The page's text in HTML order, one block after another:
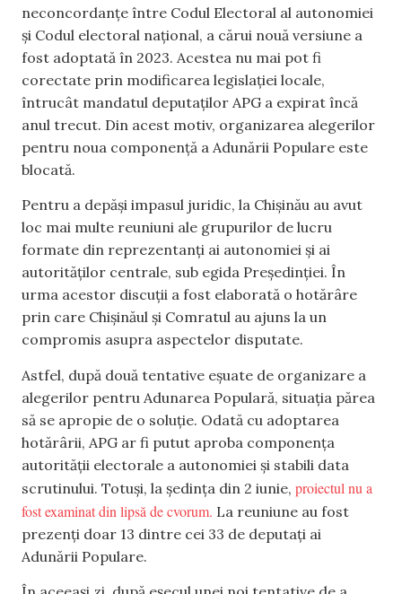
neconcordanțe între Codul Electoral al autonomiei
și Codul electoral național, a cărui nouă versiune a
fost adoptată în 2023. Acestea nu mai pot fi
corectate prin modificarea legislației locale,
întrucât mandatul deputaților APG a expirat încă
anul trecut. Din acest motiv, organizarea alegerilor
pentru noua componență a Adunării Populare este
blocată.
Pentru a depăși impasul juridic, la Chișinău au avut
loc mai multe reuniuni ale grupurilor de lucru
formate din reprezentanți ai autonomiei și ai
autorităților centrale, sub egida Președinției. În
urma acestor discuții a fost elaborată o hotărâre
prin care Chișinăul și Comratul au ajuns la un
compromis asupra aspectelor disputate.
Astfel, după două tentative eșuate de organizare a
alegerilor pentru Adunarea Populară, situația părea
să se apropie de o soluție. Odată cu adoptarea
hotărârii, APG ar fi putut aproba componența
autorității electorale a autonomiei și stabili data
scrutinului. Totuși, la ședința din 2 iunie, proiectul nu a
fost examinat din lipsă de cvorum. La reuniune au fost
prezenți doar 13 dintre cei 33 de deputați ai
Adunării Populare.